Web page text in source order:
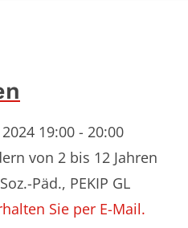
19:00 - 20:00
von 2 bis 12 Jahren
Päd., PEKIP GL
Sie per E-Mail.